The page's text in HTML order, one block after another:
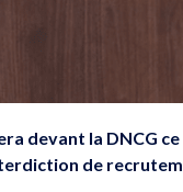
devant la DNCG
de